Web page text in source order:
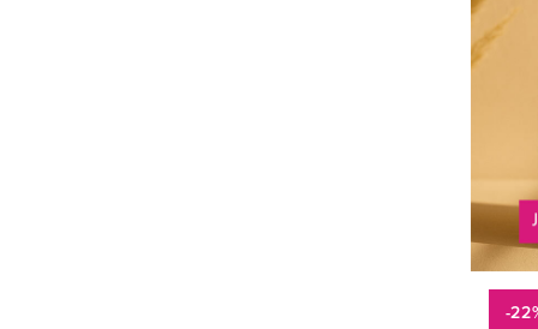
-